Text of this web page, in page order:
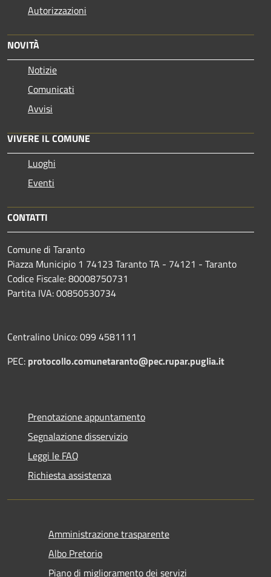
Autorizzazioni
NOVITÀ
Notizie
Comunicati
Avvisi
VIVERE IL COMUNE
Luoghi
Eventi
CONTATTI
Comune di Taranto
Piazza Municipio 1 74123 Taranto TA - 74121 - Taranto
Codice Fiscale: 80008750731
Partita IVA: 00850530734
Centralino Unico: 099 4581111
PEC: protocollo.comunetaranto@pec.rupar.puglia.it
Prenotazione appuntamento
Segnalazione disservizio
Leggi le FAQ
Richiesta assistenza
Amministrazione trasparente
Albo Pretorio
Piano di miglioramento dei servizi